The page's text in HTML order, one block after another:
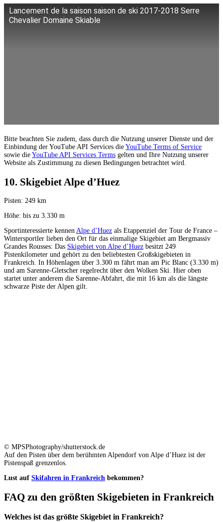
Lancement de la saison saison de ski 2017-2018 Serre
Chevalier Domaine Skiable
Bitte beachten Sie zudem, dass durch die Nutzung unserer Dienste und der
Einbindung der YouTube API Services die YouTube Terms of Service
sowie die YouTube API Services Terms gelten und Ihre Nutzung unserer
Website als Zustimmung zu diesen Bedingungen betrachtet wird.
10. Skigebiet Alpe d’Huez
Pisten: 249 km
Höhe: bis zu 3.330 m
Sportinteressierte kennen Alpe d’Huez als Etappenziel der Tour de France –
Wintersportler lieben den Ort für das einmalige Skigebiet am Bergmassiv
Grandes Rousses: Das Skigebiet von Alpe d’Huez besitzt 249
Pistenkilometer und gehört zu den beliebtesten Großskigebieten in
Frankreich. In Höhenlagen über 3.300 m fährt man am Pic Blanc (3.330 m)
und am Sarenne-Gletscher regelrecht über den Wolken Ski. Hier oben
startet unter anderem die Sarenne-Abfahrt, die mit 16 km als die längste
schwarze Piste der Alpen gilt.
© MPSPhotography/shutterstock.de
Auf den Pisten über dem berühmten Alpendorf von Alpe d’Huez ist der
Pistenspaß grenzenlos.
Lust auf Skifahren in Frankreich bekommen?
FAQ zu den größten Skigebieten in Frankreich
Welches ist das größte Skigebiet in Frankreich?